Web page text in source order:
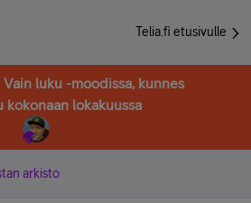
Telia.fi etusivulle
luku -moodissa, kunnes
kokonaan lokakuussa
arkisto